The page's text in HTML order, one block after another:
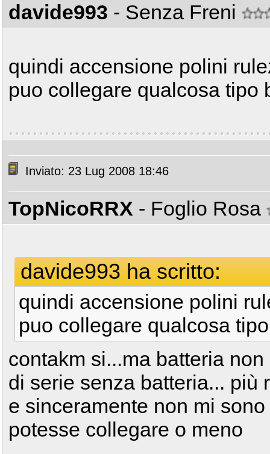
davide993 - Senza Freni
quindi accensione polini
puo collegare qualcosa tipo
Inviato: 23 Lug 2008 18:46
TopNicoRRX - Foglio Rosa
davide993 ha scritto:
quindi accensione polini
puo collegare qualcosa
contakm si...ma batteria
di serie senza batteria... più
e sinceramente non mi
potesse collegare o meno